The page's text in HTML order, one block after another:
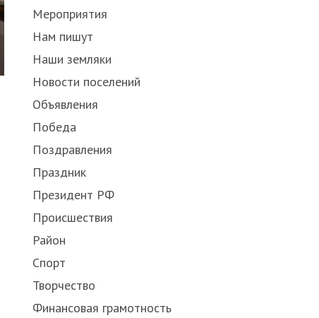
Мероприятия
Нам пишут
Наши земляки
Новости поселений
Объявления
Победа
Поздравления
Праздник
Президент РФ
Происшествия
Район
Спорт
Творчество
Финансовая грамотность